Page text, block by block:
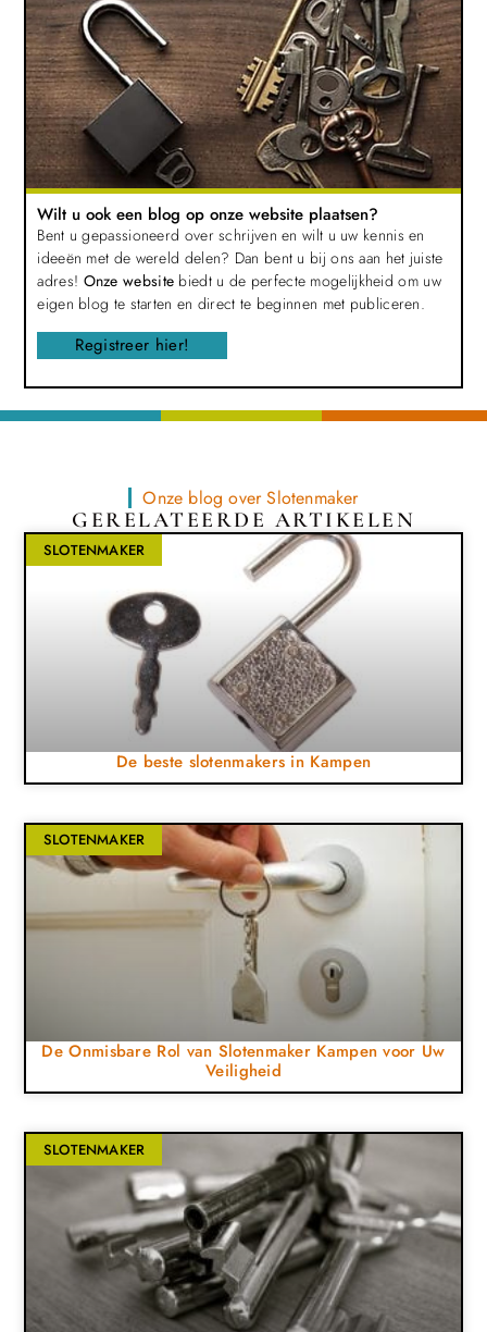
Wilt u ook een blog op onze website plaatsen?
Bent u gepassioneerd over schrijven en wilt u uw kennis en
ideeën met de wereld delen? Dan bent u bij ons aan het juiste
adres! Onze website biedt u de perfecte mogelijkheid om uw
eigen blog te starten en direct te beginnen met publiceren.
Registreer hier!
Onze blog over Slotenmaker
GERELATEERDE ARTIKELEN
SLOTENMAKER
De beste slotenmakers in Kampen
SLOTENMAKER
De Onmisbare Rol van Slotenmaker Kampen voor Uw
Veiligheid
SLOTENMAKER